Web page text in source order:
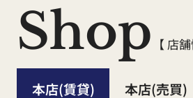
Shop 【 店
本店(賃貸) 本店(売買)